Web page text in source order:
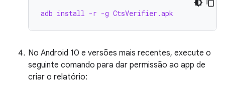
adb install -r -g CtsVerifier.apk
No Android 10 e versões mais recentes, execute o
seguinte comando para dar permissão ao app de
criar o relatório: